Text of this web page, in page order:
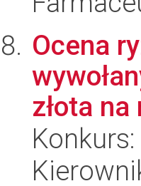
Ocena
złota
Konkurs: